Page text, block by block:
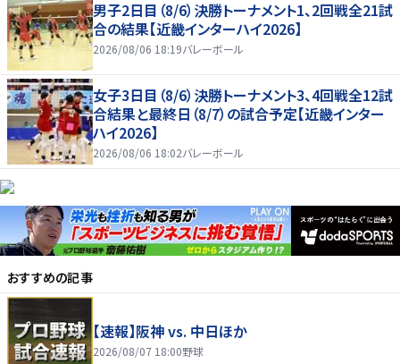
男子2日目（8/6）決勝トーナメント1、2回戦全21試
合の結果【近畿インターハイ2026】
2026/08/06 18:19バレーボール
女子3日目（8/6）決勝トーナメント3、4回戦全12試
合結果と最終日（8/7）の試合予定【近畿インター
ハイ2026】
2026/08/06 18:02バレーボール
おすすめの記事
【速報】阪神 vs. 中日ほか
2026/08/07 18:00野球